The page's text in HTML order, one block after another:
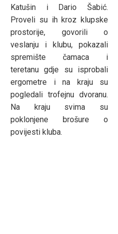
Katušin i Dario Šabić.
Proveli su ih kroz klupske
prostorije, govorili o
veslanju i klubu, pokazali
spremište čamaca i
teretanu gdje su isprobali
ergometre i na kraju su
pogledali trofejnu dvoranu.
Na kraju svima su
poklonjene brošure o
povijesti kluba.